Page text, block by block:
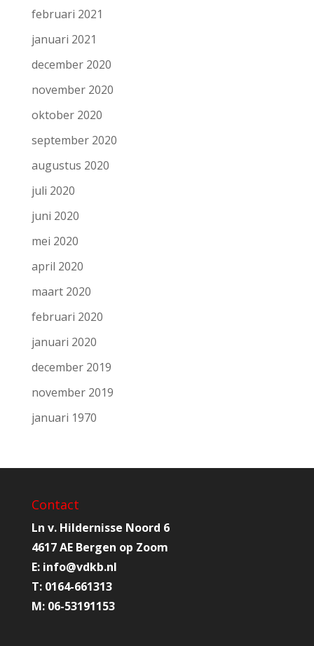
februari 2021
januari 2021
december 2020
november 2020
oktober 2020
september 2020
augustus 2020
juli 2020
juni 2020
mei 2020
april 2020
maart 2020
februari 2020
januari 2020
december 2019
november 2019
januari 1970
Contact
Ln v. Hildernisse Noord 6
4617 AE Bergen op Zoom
E: info@vdkb.nl
T: 0164-661313
M: 06-53191153